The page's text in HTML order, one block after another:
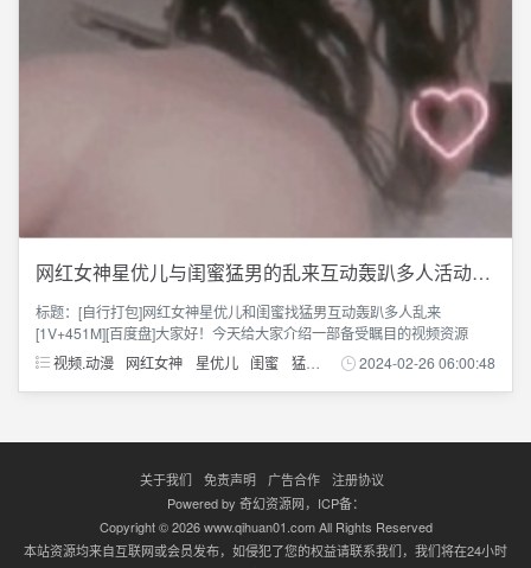
网红女神星优儿与闺蜜猛男的乱来互动轰趴多人活动1V+451M
标题：[自行打包]网红女神星优儿和闺蜜找猛男互动轰趴多人乱来
[1V+451M][百度盘]大家好！今天给大家介绍一部备受瞩目的视频资源
视频.动漫
网红女神 星优儿 闺蜜 猛男 互动2024-02-26 06:00:48
关于我们 免责声明 广告合作
注册协议
Powered by 奇幻资源网，ICP备：
Copyright © 2026 www.qihuan01.com All Rights Reserved
本站资源均来自互联网或会员发布，如侵犯了您的权益请联系我们，我们将在24小时